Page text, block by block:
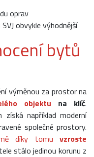
oprav
obvykle výhodnější
bytů
výměnou za prostor na
objektu na klíč.
například moderní
společné prostory.
díky tomu vzroste
stálo jedinou korunu z